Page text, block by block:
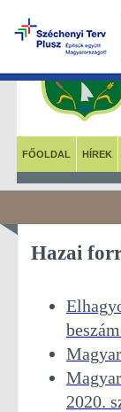
FŐOLDAL HÍREK
Hazai
2020.